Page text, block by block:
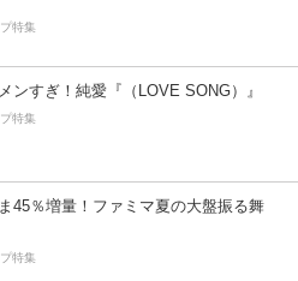
特集
ンすぎ！純愛『（LOVE SONG）』
特集
45％増量！ファミマ夏の大盤振る舞
特集